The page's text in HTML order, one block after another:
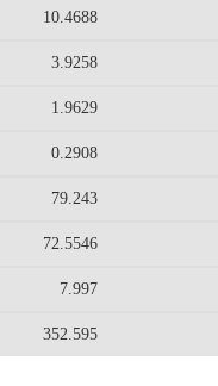
10.4688
3.9258
1.9629
0.2908
79.243
72.5546
7.997
352.595